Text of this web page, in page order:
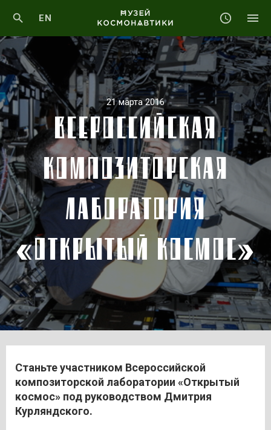
EN
21 марта 2016
ВСЕРОССИЙСКАЯ
КОМПОЗИТОРСКАЯ
ЛАБОРАТОРИЯ
«ОТКРЫТЫЙ КОСМОС»
Станьте участником Всероссийской
композиторской лаборатории «Открытый
космос» под руководством Дмитрия
Курляндского.